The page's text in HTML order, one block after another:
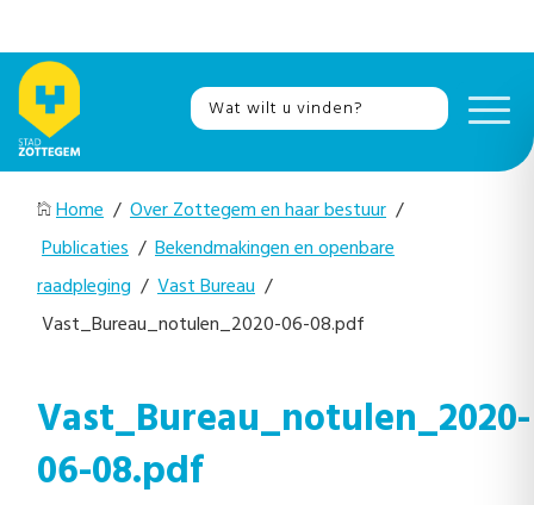
Home / Over Zottegem en haar bestuur /
Publicaties / Bekendmakingen en openbare
raadpleging / Vast Bureau /
Vast_Bureau_notulen_2020-06-08.pdf
Vast_Bureau_notulen_2020-
06-08.pdf